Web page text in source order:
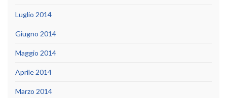
Luglio 2014
Giugno 2014
Maggio 2014
Aprile 2014
Marzo 2014